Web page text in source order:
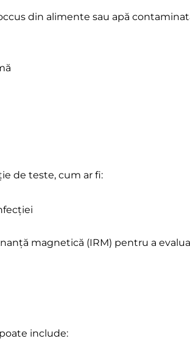
din alimente sau apă
de teste, cum ar fi:
magnetică (IRM) pentru a
include: